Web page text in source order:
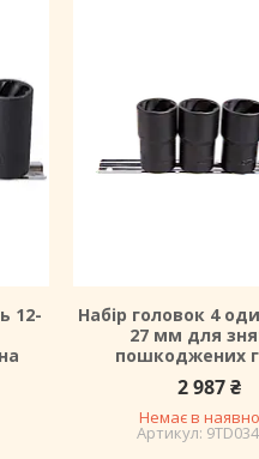
12-
Набір головок 4
27 мм для
пошкоджених
2 987 ₴
Немає в